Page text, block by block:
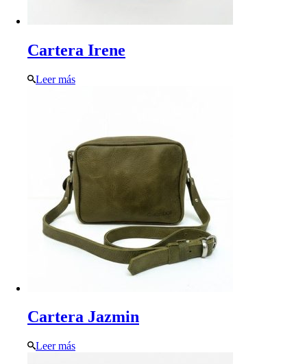
Cartera Irene
Leer más
Cartera Jazmin
Leer más